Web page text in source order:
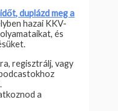
duplázd meg a
hazai KKV-
és
regisztrálj, vagy
a